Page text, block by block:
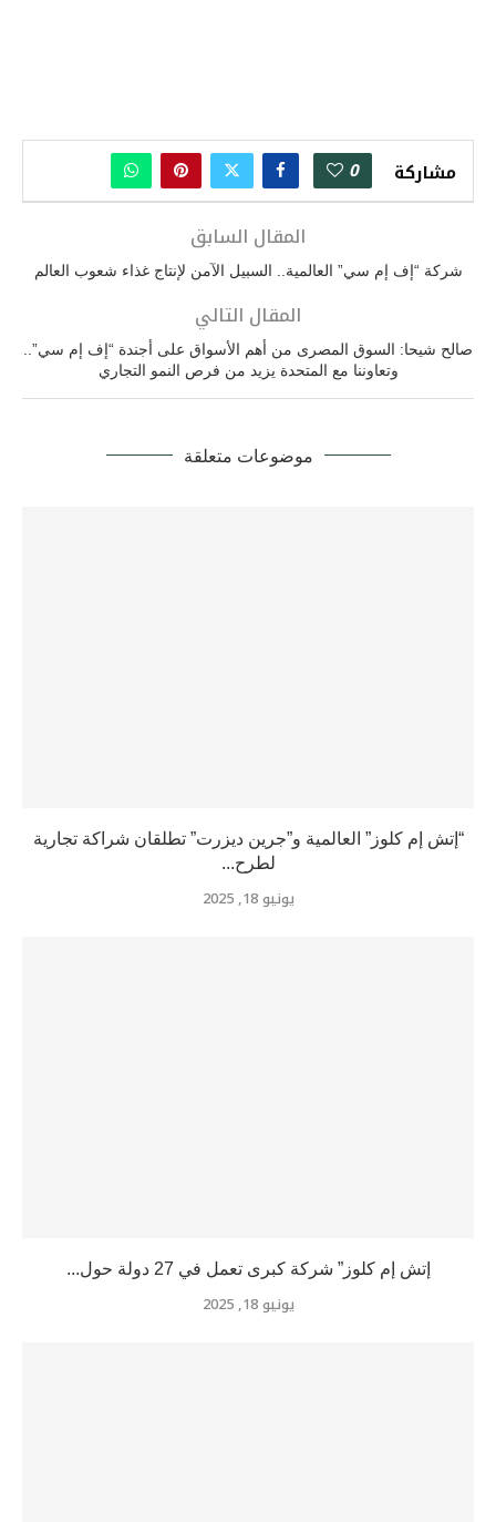
مشاركة 0
المقال السابق
شركة “إف إم سي” العالمية.. السبيل الآمن لإنتاج غذاء شعوب العالم
المقال التالي
صالح شيحا: السوق المصرى من أهم الأسواق على أجندة “إف إم سي”..
وتعاوننا مع المتحدة يزيد من فرص النمو التجاري
موضوعات متعلقة
“إتش إم كلوز” العالمية و”جرين ديزرت” تطلقان شراكة تجارية
لطرح...
يونيو 18, 2025
إتش إم كلوز” شركة كبرى تعمل في 27 دولة حول...
يونيو 18, 2025